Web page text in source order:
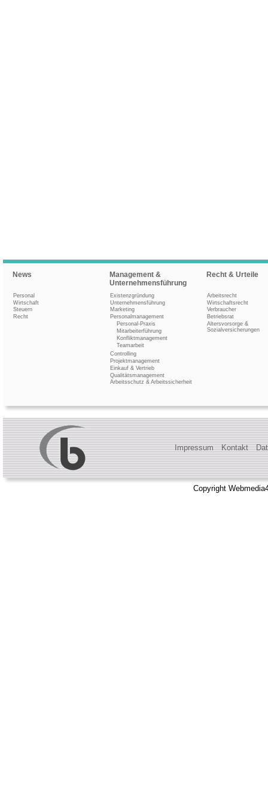
News
Personal
Wirtschaft
Steuern
Recht
Management &
Unternehmensführung
Existenzgründung
Unternehmensführung
Marketing
Personalmanagement
Personal-Praxis
Mitarbeiterführung
Konfliktmanagement
Teamarbeit
Controlling
Projektmanagement
Einkauf & Vertrieb
Qualitätsmanagement
Arbeitsschutz & Arbeitssicherheit
Recht & Urteile
Arbeitsrecht
Wirtschaftsrecht
Verbraucher
Betriebsrat
Altersvorsorge &
Sozialversicherungen
Impressum Kontakt
Copyright